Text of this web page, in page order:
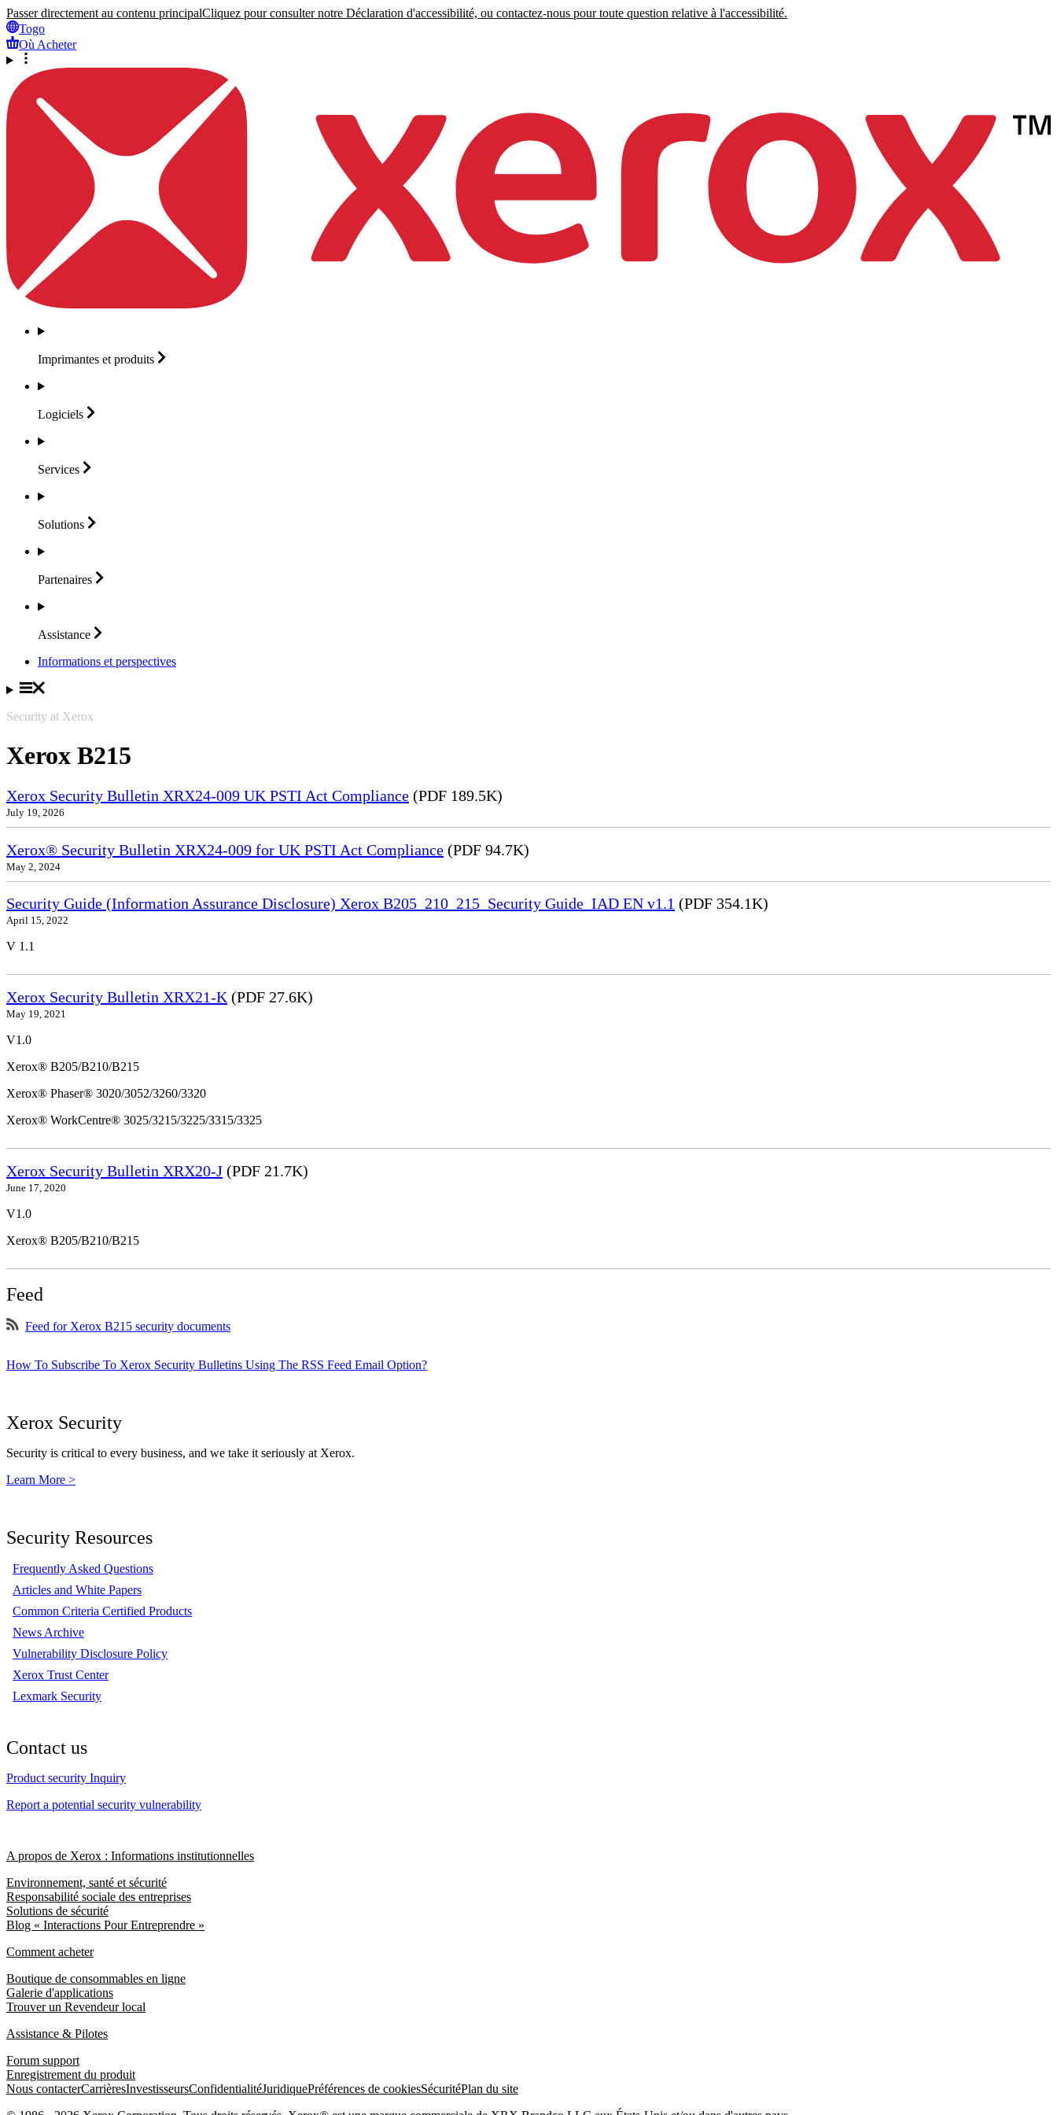
Passer directement au contenu principalCliquez pour consulter notre Déclaration d'accessibilité, ou contactez-nous pour toute question relative à l'accessibilité.
Togo
Où Acheter
Imprimantes et produits
Logiciels
Services
Solutions
Partenaires
Assistance
Informations et perspectives
Security at Xerox
Xerox B215
Xerox Security Bulletin XRX24-009 UK PSTI Act Compliance (PDF 189.5K)
July 19, 2026
Xerox® Security Bulletin XRX24-009 for UK PSTI Act Compliance (PDF 94.7K)
May 2, 2024
Security Guide (Information Assurance Disclosure) Xerox B205_210_215_Security Guide_IAD EN v1.1 (PDF 354.1K)
April 15, 2022
V 1.1
Xerox Security Bulletin XRX21-K (PDF 27.6K)
May 19, 2021
V1.0
Xerox® B205/B210/B215
Xerox® Phaser® 3020/3052/3260/3320
Xerox® WorkCentre® 3025/3215/3225/3315/3325
Xerox Security Bulletin XRX20-J (PDF 21.7K)
June 17, 2020
V1.0
Xerox® B205/B210/B215
Feed
Feed for Xerox B215 security documents
How To Subscribe To Xerox Security Bulletins Using The RSS Feed Email Option?
Xerox Security
Security is critical to every business, and we take it seriously at Xerox.
Learn More >
Security Resources
Frequently Asked Questions
Articles and White Papers
Common Criteria Certified Products
News Archive
Vulnerability Disclosure Policy
Xerox Trust Center
Lexmark Security
Contact us
Product security Inquiry
Report a potential security vulnerability
A propos de Xerox : Informations institutionnelles
Environnement, santé et sécurité
Responsabilité sociale des entreprises
Solutions de sécurité
Blog « Interactions Pour Entreprendre »
Comment acheter
Boutique de consommables en ligne
Galerie d'applications
Trouver un Revendeur local
Assistance & Pilotes
Forum support
Enregistrement du produit
Nous contacterCarrièresInvestisseursConfidentialitéJuridiquePréférences de cookiesSécuritéPlan du site